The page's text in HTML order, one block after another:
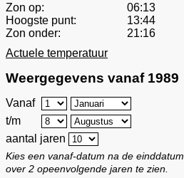
Zon op:
06:13
Hoogste punt:
13:44
Zon onder:
21:16
Actuele temperatuur
Weergegevens vanaf 1989
Vanaf
t/m
aantal jaren
Kies een vanaf-datum na de
over 2 opeenvolgende jaren te zien.